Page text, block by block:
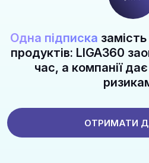
Одна підписка
продуктів: LIGA360
час, а компанії
ОТРИМАТИ